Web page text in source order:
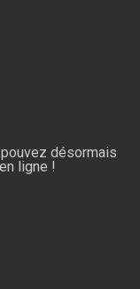
désormais
ligne !